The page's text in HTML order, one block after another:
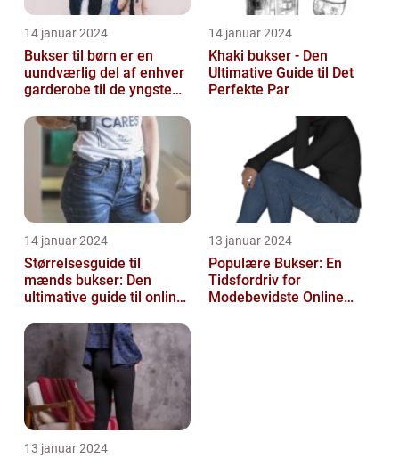
14 januar 2024
Bukser til børn er en
uundværlig del af enhver
garderobe til de yngste
14 januar 2024
Khaki bukser - Den
Ultimative Guide til Det
Perfekte Par
14 januar 2024
Størrelsesguide til
mænds bukser: Den
ultimative guide til online-
handelskunder
13 januar 2024
Populære Bukser: En
Tidsfordriv for
Modebevidste Online
13 januar 2024